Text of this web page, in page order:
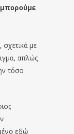
με
απλώς
τόσο
εδώ